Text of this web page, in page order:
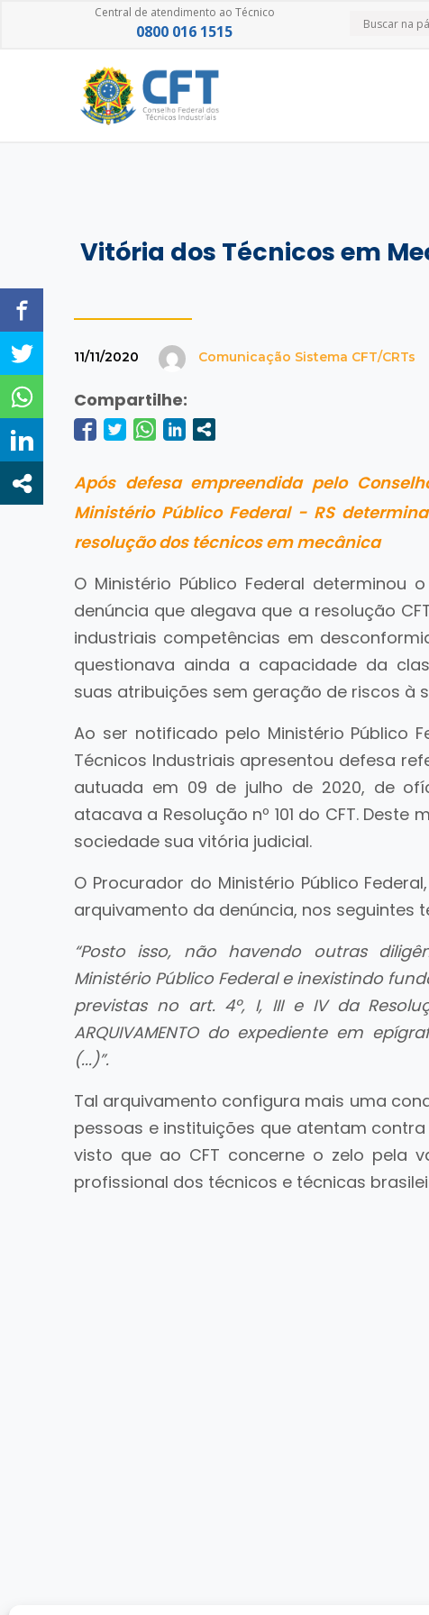
Central de atendimento ao Técnico
0800 016 1515
Vitória dos Técnicos em
11/11/2020 Comunicação Sistema CFT/CRTs
Compartilhe:
Após defesa empreendida pelo
Ministério Público Federal - RS
resolução dos técnicos em mecânica
O Ministério Público Federal determinou
denúncia que alegava que a resolução
industriais competências em
questionava ainda a capacidade da
suas atribuições sem geração de riscos à
Ao ser notificado pelo Ministério Público
Técnicos Industriais apresentou defesa
autuada em 09 de julho de 2020, de
atacava a Resolução nº 101 do CFT.
sociedade sua vitória judicial.
O Procurador do Ministério Público
arquivamento da denúncia, nos seguintes
“Posto isso, não havendo outras
Ministério Público Federal e inexistindo
previstas no art. 4º, I, III e IV da
ARQUIVAMENTO do expediente em
(...)”.
Tal arquivamento configura mais uma
pessoas e instituições que atentam contra
visto que ao CFT concerne o zelo pela
profissional dos técnicos e técnicas